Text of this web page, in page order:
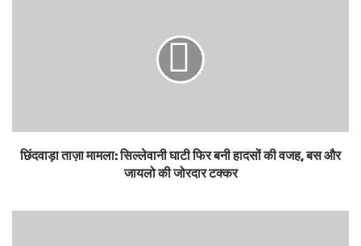
छिंदवाड़ा ताज़ा मामला: सिल्लेवानी घाटी फिर बनी हादसों की वजह, बस और
जायलो की जोरदार टक्कर